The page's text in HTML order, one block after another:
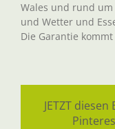
Wales und rund
und Wetter und
Die Garantie
JETZT